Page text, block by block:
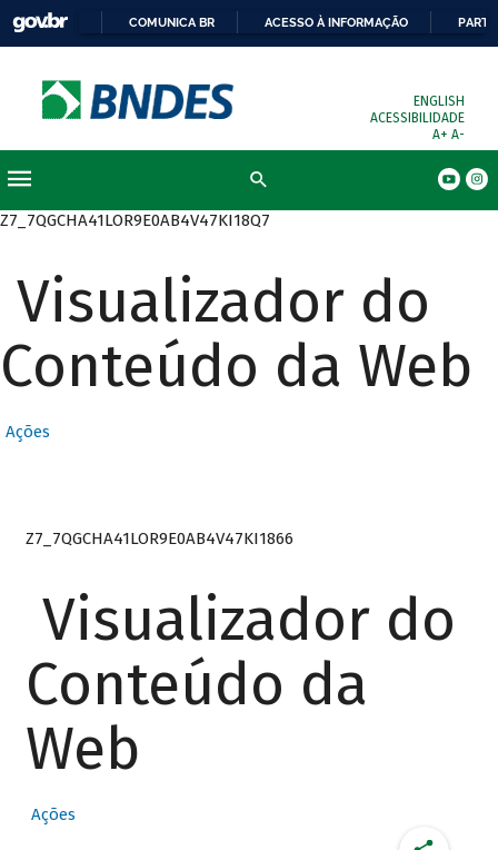
COMUNICA BR ACESSO À INFORMAÇÃO
ENGLISH
ACESSIBILIDADE
A+ A-
Z7_7QGCHA41LOR9E0AB4V47KI18Q7
Visualizador do
Conteúdo da Web
Ações
Z7_7QGCHA41LOR9E0AB4V47KI1866
Visualizador do
Conteúdo da
Web
Ações